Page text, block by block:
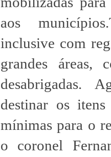
aos
inclusive com
grandes áreas,
desabrigadas.
destinar os itens
mínimas para o
o coronel